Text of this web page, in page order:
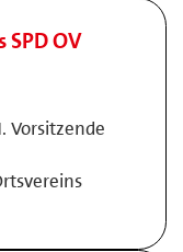
OV
Vorsitzende